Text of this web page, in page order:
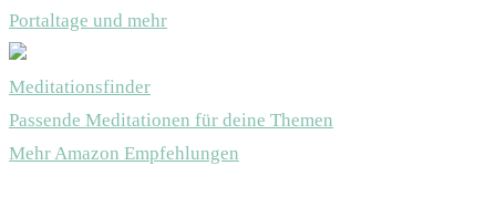
Portaltage und mehr
Meditationsfinder
Passende Meditationen für deine Themen
Mehr Amazon Empfehlungen